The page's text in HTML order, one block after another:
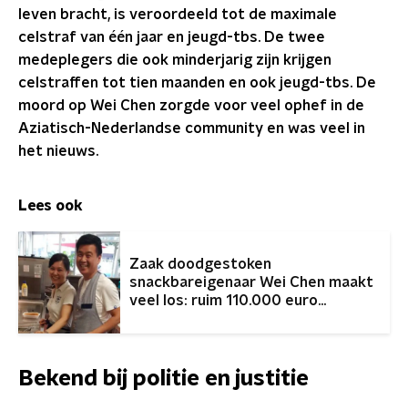
leven bracht, is veroordeeld tot de maximale
celstraf van één jaar en jeugd-tbs. De twee
medeplegers die ook minderjarig zijn krijgen
celstraffen tot tien maanden en ook jeugd-tbs. De
moord op Wei Chen zorgde voor veel ophef in de
Aziatisch-Nederlandse community en was veel in
het nieuws.
Lees ook
Zaak doodgestoken
snackbareigenaar Wei Chen maakt
veel los: ruim 110.000 euro
Bekend bij politie en justitie